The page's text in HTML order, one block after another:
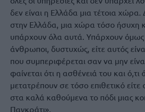
δεν είναι η Ελλάδα μια τέτοια χώρα.
στην Ελλάδα, μια χώρα τόσο ήσυχη
υπάρχουν όλα αυτά. Υπάρχουν όμως
άνθρωποι, δυστυχώς, είτε αυτός
που συμπεριφέρεται σαν να μην
φαίνεται ότι η ασθένειά του και ό,τι
μετατρέπουν σε τόσο επιθετικό
στα καλά καθούμενα το πόδι μιας
Παγκράτι».